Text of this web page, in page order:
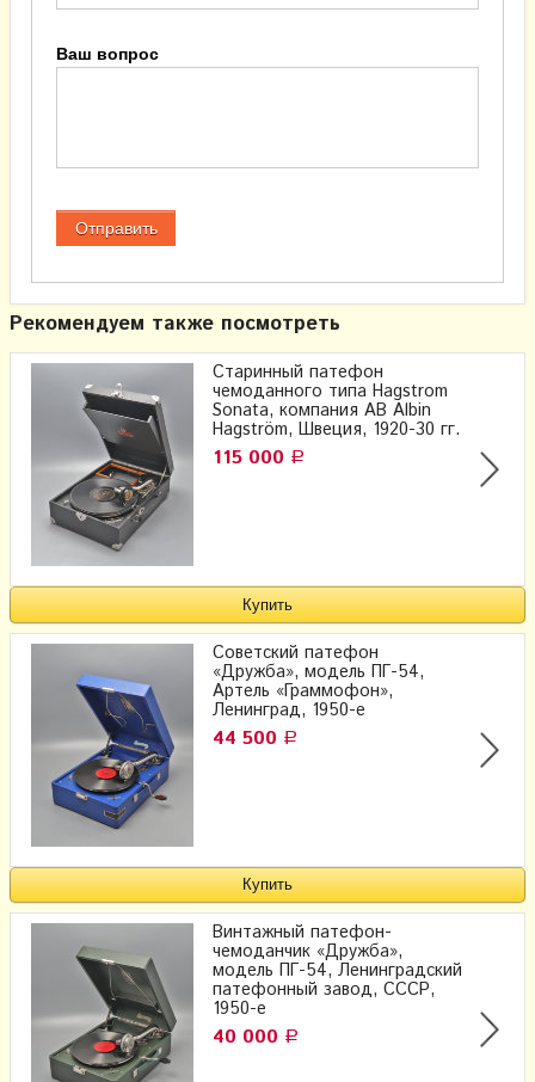
Ваш вопрос
Рекомендуем также посмотреть
Старинный патефон
чемоданного типа Hagstrom
Sonata, компания AB Albin
Hagström, Швеция, 1920-30 гг.
115 000 Р
Советский патефон
«Дружба», модель ПГ-54,
Артель «Граммофон»,
Ленинград, 1950-е
44 500 Р
Винтажный патефон-
чемоданчик «Дружба»,
модель ПГ-54, Ленинградский
патефонный завод, СССР,
1950-е
40 000 Р